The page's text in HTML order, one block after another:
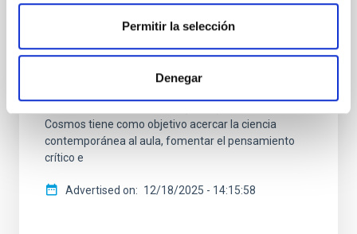
Permitir la selección
Denegar
Estudiantes y Premio Cosmos, impulsando así un
proyecto educativo internacional que llega por
del Área STEAM de la Consejería de Educación del
Gobierno de Canarias, el patrocinio de la Fundación
Cosmos tiene como objetivo acercar la ciencia
contemporánea al aula, fomentar el pensamiento
crítico e
Advertised on 12/18/2025 - 14:15:58